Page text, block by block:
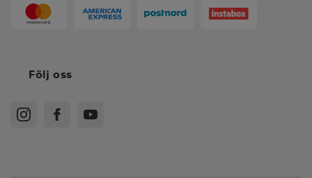
Följ oss